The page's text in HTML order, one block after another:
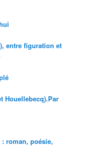
entre figuration et
Houellebecq).Par
roman, poésie,